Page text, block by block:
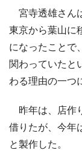
宮寺透雄さん
東京から葉山に
になったことで
関わっていたと
わる理由の一つ
昨年は、店作
借りたが、今年
と製作した。